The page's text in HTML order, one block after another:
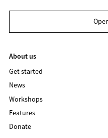
About us
Get started
News
Workshops
Features
Donate